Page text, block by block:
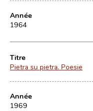
Année
1964
Titre
Pietra su pietra. Poesie
Année
1969